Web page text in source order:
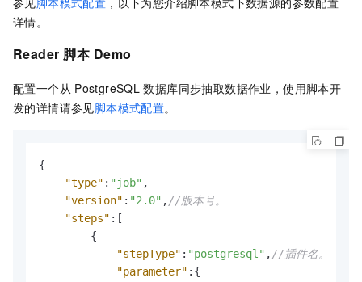
详情。
Reader 脚本 Demo
配置一个从 PostgreSQL 数据库同步抽取数据作业，使用脚本开
发的详情请参见脚本模式配置。
{
"type" : "job" ,
"version" : "2.0" , //版本号。
"steps" : [
{
"stepType" : "postgresql" , //插件名。
"parameter" : {